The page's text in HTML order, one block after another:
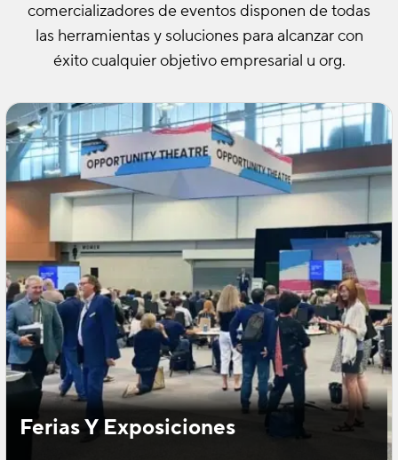
comercializadores de eventos disponen de todas
las herramientas y soluciones para alcanzar con
éxito cualquier objetivo empresarial u org.
Ferias Y Exposiciones